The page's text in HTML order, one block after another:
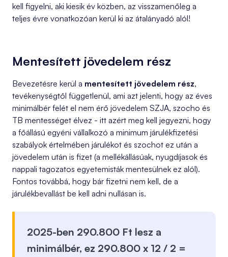
kell figyelni, aki kiesik év közben, az visszamenőleg a
teljes évre vonatkozóan kerül ki az átalányadó alól!
Mentesített jövedelem rész
Bevezetésre kerül a mentesített jövedelem rész,
tevékenységtől függetlenül, ami azt jelenti, hogy az éves
minimálbér felét el nem érő jövedelem SZJA, szocho és
TB mentességet élvez - itt azért meg kell jegyezni, hogy
a főállású egyéni vállalkozó a minimum járulékfizetési
szabályok értelmében járulékot és szochot ez után a
jövedelem után is fizet (a mellékállásúak, nyugdíjasok és
nappali tagozatos egyetemisták mentesülnek ez alól).
Fontos továbbá, hogy bár fizetni nem kell, de a
járulékbevallást be kell adni nullásan is.
2025-ben 290.800 Ft lesz a
minimálbér, ez 290.800 x 12 / 2 =